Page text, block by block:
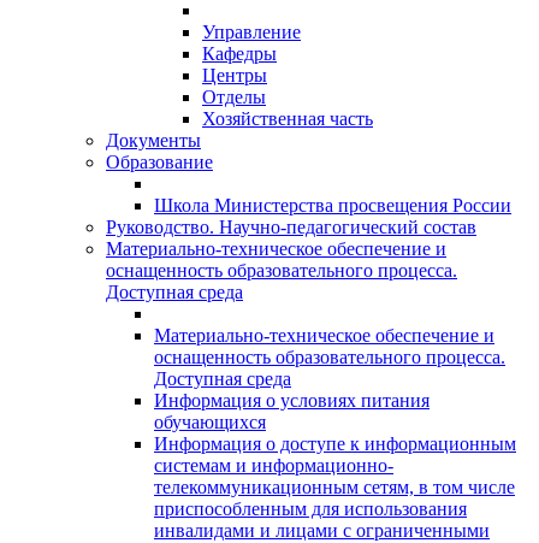
Управление
Кафедры
Центры
Отделы
Хозяйственная часть
Документы
Образование
Школа Министерства просвещения России
Руководство. Научно-педагогический состав
Материально-техническое обеспечение и
оснащенность образовательного процесса.
Доступная среда
Материально-техническое обеспечение и
оснащенность образовательного процесса.
Доступная среда
Информация о условиях питания
обучающихся
Информация о доступе к информационным
системам и информационно-
телекоммуникационным сетям, в том числе
приспособленным для использования
инвалидами и лицами с ограниченными